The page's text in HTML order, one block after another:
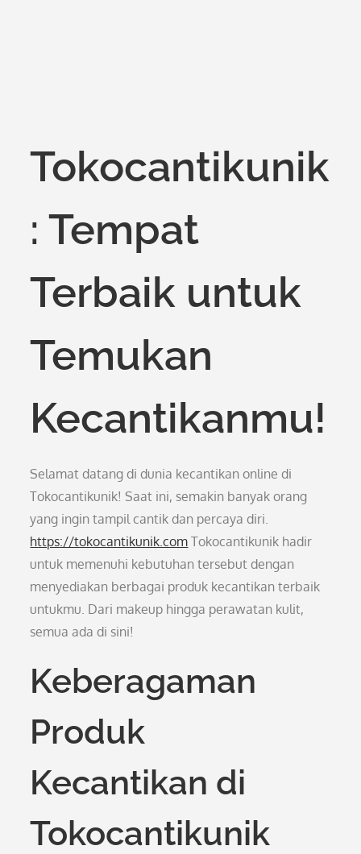
Tokocantikunik
: Tempat
Terbaik untuk
Temukan
Kecantikanmu!
Selamat datang di dunia kecantikan online di
Tokocantikunik! Saat ini, semakin banyak orang
yang ingin tampil cantik dan percaya diri.
https://tokocantikunik.com Tokocantikunik hadir
untuk memenuhi kebutuhan tersebut dengan
menyediakan berbagai produk kecantikan terbaik
untukmu. Dari makeup hingga perawatan kulit,
semua ada di sini!
Keberagaman
Produk
Kecantikan di
Tokocantikunik